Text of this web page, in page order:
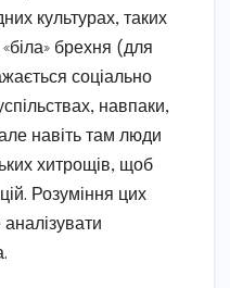
культурах, таких
брехня (для
соціально
навпаки,
навіть там люди
хитрощів, щоб
Розуміння цих